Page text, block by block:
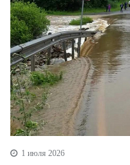
1 июля 2026